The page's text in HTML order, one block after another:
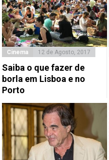
Cinema 12 de Agosto, 2017
Saiba o que fazer de
borla em Lisboa e no
Porto